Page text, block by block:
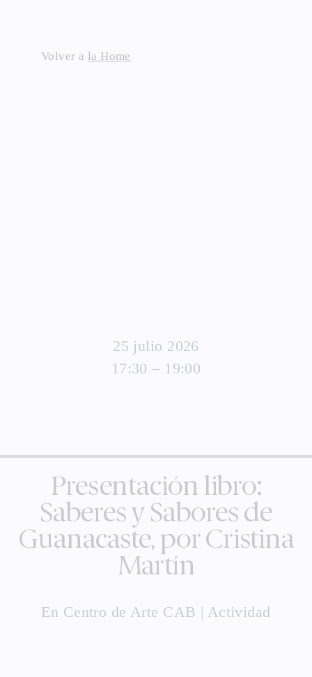
contentVolver a la Home
25 julio 2026
17:30 – 19:00
Presentación libro:
Saberes y Sabores de
Guanacaste, por Cristina
Martín
En Centro de Arte CAB | Actividad